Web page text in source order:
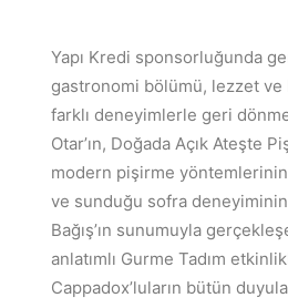
Yapı Kredi sponsorluğunda
gastronomi bölümü, lezzet
farklı deneyimlerle geri
Otar’ın, Doğada Açık Ateşte
modern pişirme yöntemlerinin
ve sunduğu sofra deneyiminin
Bağış’ın sunumuyla
anlatımlı Gurme Tadım
Cappadox’luların bütün